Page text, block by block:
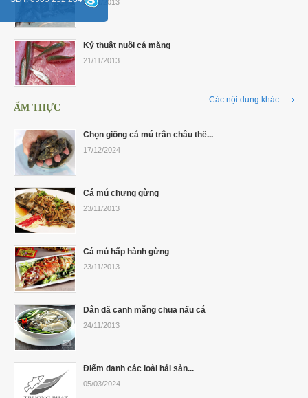
21/11/2013
Kỷ thuật nuôi cá măng
21/11/2013
Các nội dung khác
ẨM THỰC
Chọn giống cá mú trân châu thế...
17/12/2024
Cá mú chưng gừng
23/11/2013
Cá mú hấp hành gừng
23/11/2013
Dân dã canh măng chua nấu cá
24/11/2013
Điểm danh các loài hải sản...
05/03/2024